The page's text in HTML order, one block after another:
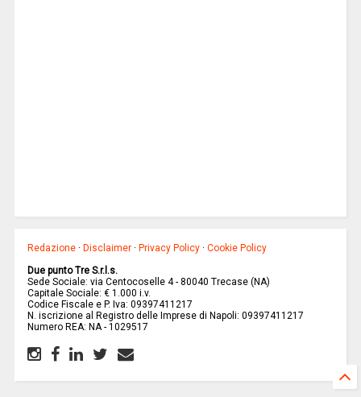
Redazione ·Disclaimer ·Privacy Policy ·Cookie Policy
Due punto Tre S.r.l.s.
Sede Sociale: via Centocoselle 4 - 80040 Trecase (NA)
Capitale Sociale: € 1.000 i.v.
Codice Fiscale e P. Iva: 09397411217
N. iscrizione al Registro delle Imprese di Napoli: 09397411217
Numero REA: NA - 1029517